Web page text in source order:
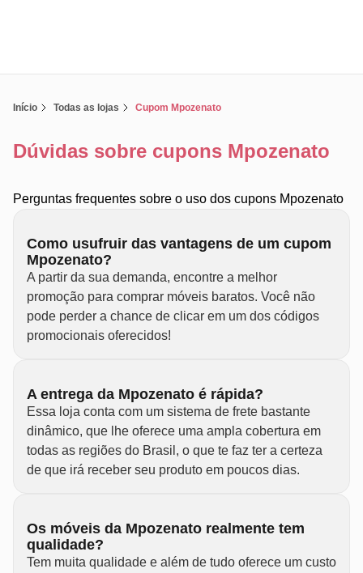
Início Todas as lojas Cupom Mpozenato
Dúvidas sobre cupons Mpozenato
Perguntas frequentes sobre o uso dos cupons Mpozenato
Como usufruir das vantagens de um cupom
Mpozenato?
A partir da sua demanda, encontre a melhor
promoção para comprar móveis baratos. Você não
pode perder a chance de clicar em um dos códigos
promocionais oferecidos!
A entrega da Mpozenato é rápida?
Essa loja conta com um sistema de frete bastante
dinâmico, que lhe oferece uma ampla cobertura em
todas as regiões do Brasil, o que te faz ter a certeza
de que irá receber seu produto em poucos dias.
Os móveis da Mpozenato realmente tem
qualidade?
Tem muita qualidade e além de tudo oferece um custo